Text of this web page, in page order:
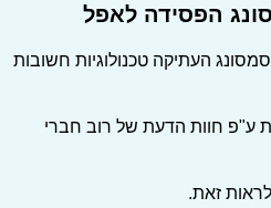
הפסידה לאפל
העתיקה טכנולוגיות חשובות
חוות הדעת של רוב חברי
זאת.